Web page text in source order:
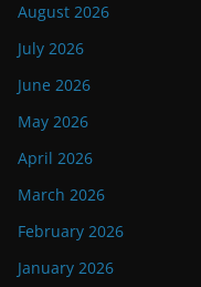
August 2026
July 2026
June 2026
May 2026
April 2026
March 2026
February 2026
January 2026